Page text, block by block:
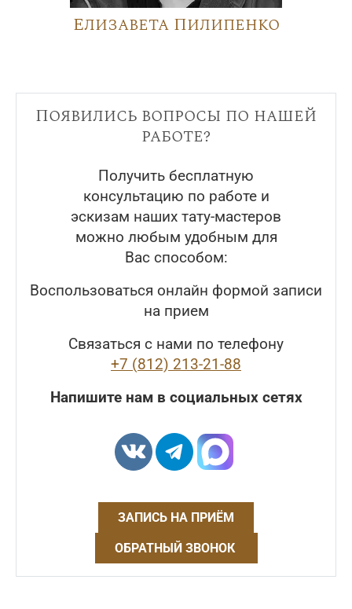
Елизавета Пилипенко
Появились вопросы по нашей
работе?
Получить бесплатную
консультацию по работе и
эскизам наших тату-мастеров
можно любым удобным для
Вас способом:
Воспользоваться онлайн формой записи
на прием
Связаться с нами по телефону
+7 (812) 213-21-88
Напишите нам в социальных сетях
ЗАПИСЬ НА ПРИЁМ
ОБРАТНЫЙ ЗВОНОК